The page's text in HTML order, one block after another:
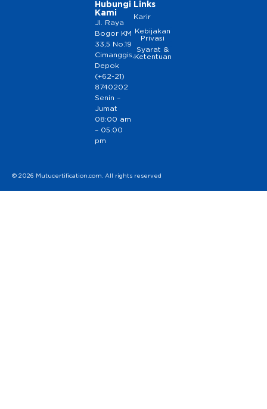
Hubungi
Kami
Jl. Raya
Bogor KM
33,5 No.19
Cimanggis,
Depok
(+62-21)
8740202
Senin –
Jumat
08:00 am
– 05:00
pm
Links
Karir
Kebijakan
Privasi
Syarat &
Ketentuan
© 2026 Mutucertification.com. All rights reserved